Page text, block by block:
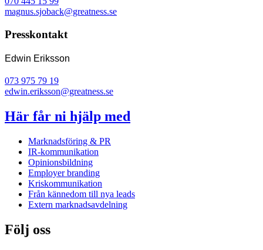
magnus.sjoback@greatness.se
Presskontakt
Edwin Eriksson
073 975 79 19
edwin.eriksson@greatness.se
Här får ni hjälp med
Marknadsföring & PR
IR-kommunikation
Opinionsbildning
Employer branding
Kriskommunikation
Från kännedom till nya leads
Extern marknadsavdelning
Följ oss